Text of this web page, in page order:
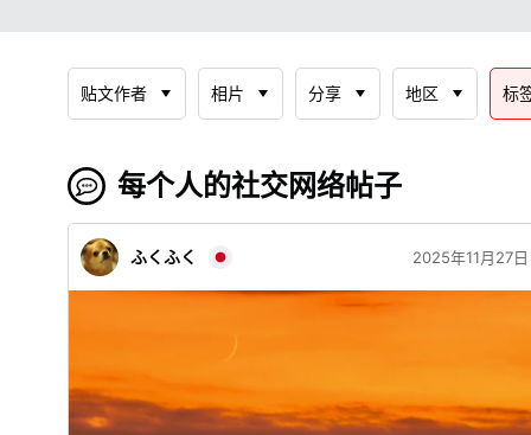
贴文作者 相片 分享 地区 标
每个人的社交网络帖子
ふくふく 2025年11月27日